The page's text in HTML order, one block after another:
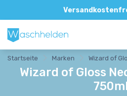
Direkte und
Startseite Marken Wizard of
Wizard of Gloss
750ml